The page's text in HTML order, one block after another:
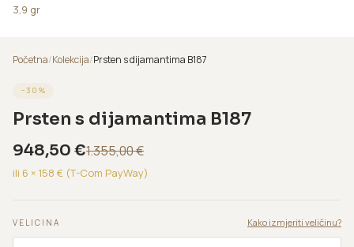
3,9 gr
Početna/Kolekcija/Prsten s dijamantima B187
−30 %
Prsten s dijamantima B187
948,50 €1.355,00€
ili 6 × 158 € (T-Com PayWay)
VELICINA Kako izmjeriti veličinu?